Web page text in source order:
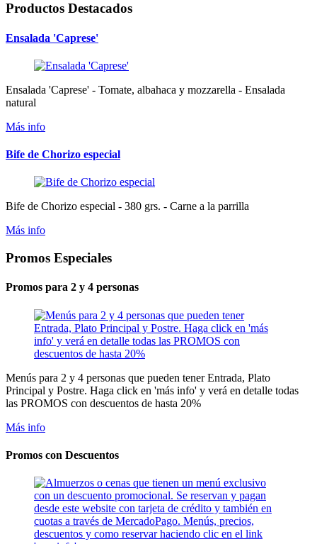
Productos Destacados
Ensalada 'Caprese'
Ensalada 'Caprese' - Tomate, albahaca y mozzarella - Ensalada
natural
Más info
Bife de Chorizo especial
Bife de Chorizo especial - 380 grs. - Carne a la parrilla
Más info
Promos Especiales
Promos para 2 y 4 personas
Menús para 2 y 4 personas que pueden tener Entrada, Plato
Principal y Postre. Haga click en 'más info' y verá en detalle todas
las PROMOS con descuentos de hasta 20%
Más info
Promos con Descuentos